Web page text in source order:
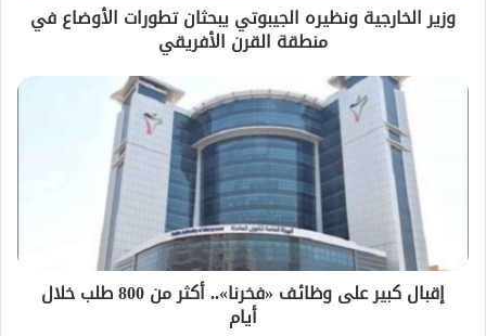
وزير الخارجية ونظيره الجيبوتي يبحثان تطورات الأوضاع في
منطقة القرن الأفريقي
إقبال كبير على وظائف «فخرنا».. أكثر من 800 طلب خلال
أيام